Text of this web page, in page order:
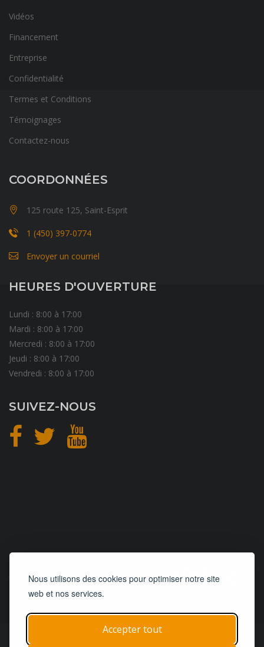
Nous utilisons des cookies pour optimiser notre site
web et nos services.
Accepter tout
Vidéos
Financement
Entreprise
Confidentialité
Termes et Conditions
Témoignages
Contactez-nous
COORDONNÉES
125 route 125, Saint-Esprit
1 (450) 397-0774
Envoyer un courriel
HEURES D'OUVERTURE
Lundi : 8:00 à 17:00
Mardi : 8:00 à 17:00
Mercredi : 8:00 à 17:00
Jeudi : 8:00 à 17:00
Vendredi : 8:00 à 17:00
SUIVEZ-NOUS
CONCEPTIONetHÉBERGEMENT
© 2019 - 2026 | Tous droits réservés